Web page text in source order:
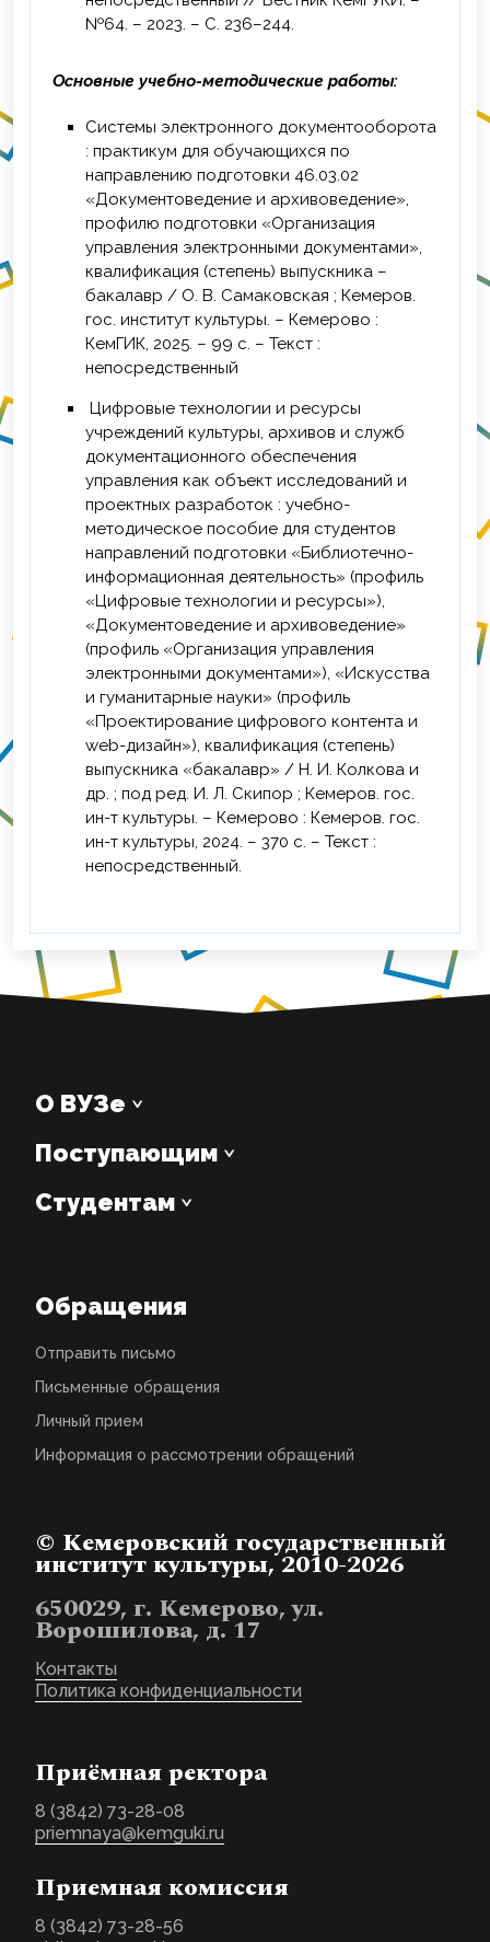
«Томский государственный университет
систем управления и
№64. – 2023. – С. 236–244.
Основные учебно-методические работы:
Системы электронного документооборота
: практикум для обучающихся по
направлению подготовки 46.03.02
«Документоведение и архивоведение»,
профилю подготовки «Организация
управления электронными документами»,
квалификация (степень) выпускника –
бакалавр / О. В. Самаковская ; Кемеров.
гос. институт культуры. – Кемерово :
КемГИК, 2025. – 99 с. – Текст :
непосредственный
Цифровые технологии и ресурсы
учреждений культуры, архивов и служб
документационного обеспечения
управления как объект исследований и
проектных разработок : учебно-
методическое пособие для студентов
направлений подготовки «Библиотечно-
информационная деятельность» (профиль
«Цифровые технологии и ресурсы»),
«Документоведение и архивоведение»
(профиль «Организация управления
электронными документами»), «Искусства
и гуманитарные науки» (профиль
«Проектирование цифрового контента и
web-дизайн»), квалификация (степень)
выпускника «бакалавр» / Н. И. Колкова и
др. ; под ред. И. Л. Скипор ; Кемеров. гос.
ин-т культуры. – Кемерово : Кемеров. гос.
ин-т культуры, 2024. – 370 с. – Текст :
непосредственный.
О ВУЗе
Поступающим
Студентам
Обращения
Отправить письмо
Письменные обращения
Личный прием
Информация о рассмотрении обращений
© Кемеровский государственный
институт культуры, 2010-2026
650029, г. Кемерово, ул.
Ворошилова, д. 17
Контакты
Политика конфиденциальности
Приёмная ректора
8 (3842) 73-28-08
priemnaya@kemguki.ru
Приемная комиссия
8 (3842) 73-28-56